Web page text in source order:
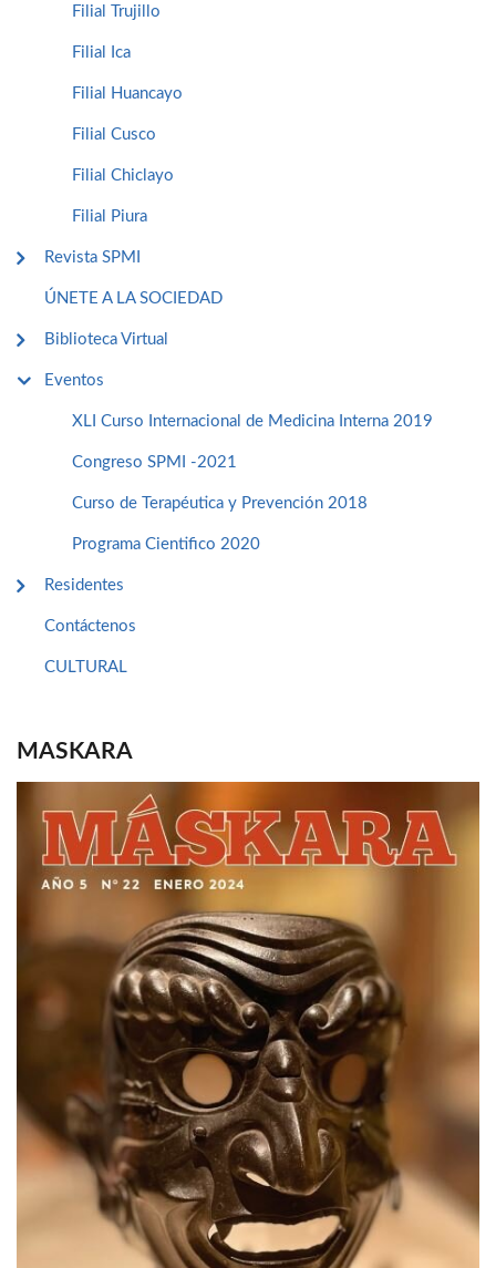
Filial Trujillo
Filial Ica
Filial Huancayo
Filial Cusco
Filial Chiclayo
Filial Piura
Revista SPMI
ÚNETE A LA SOCIEDAD
Biblioteca Virtual
Eventos
XLI Curso Internacional de Medicina Interna 2019
Congreso SPMI -2021
Curso de Terapéutica y Prevención 2018
Programa Cientifico 2020
Residentes
Contáctenos
CULTURAL
MASKARA